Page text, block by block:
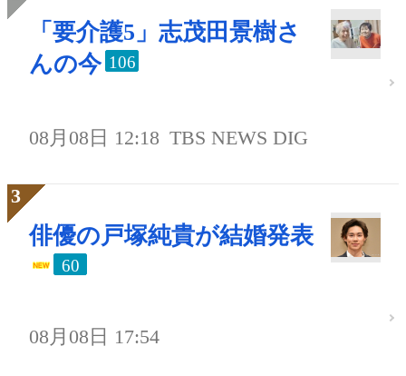
「要介護5」志茂田景樹さ
んの今 106
08月08日 12:18 TBS NEWS DIG
俳優の戸塚純貴が結婚発表
60
08月08日 17:54